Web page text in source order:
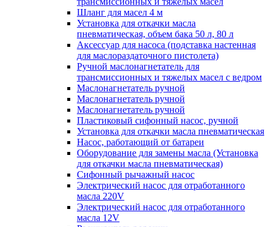
Шланг для масел 4 м
Установка для откачки масла
пневматическая, объем бака 50 л, 80 л
Аксессуар для насоса (подставка настенная
для маслораздаточного пистолета)
Ручной маслонагнетатель для
трансмиссионных и тяжелых масел с ведром
Маслонагнетатель ручной
Маслонагнетатель ручной
Маслонагнетатель ручной
Пластиковый сифонный насос, ручной
Установка для откачки масла пневматическая
Насос, работающий от батареи
Оборудование для замены масла (Установка
для откачки масла пневматическая)
Сифонный рычажный насос
Электрический насос для отработанного
масла 220V
Электрический насос для отработанного
масла 12V